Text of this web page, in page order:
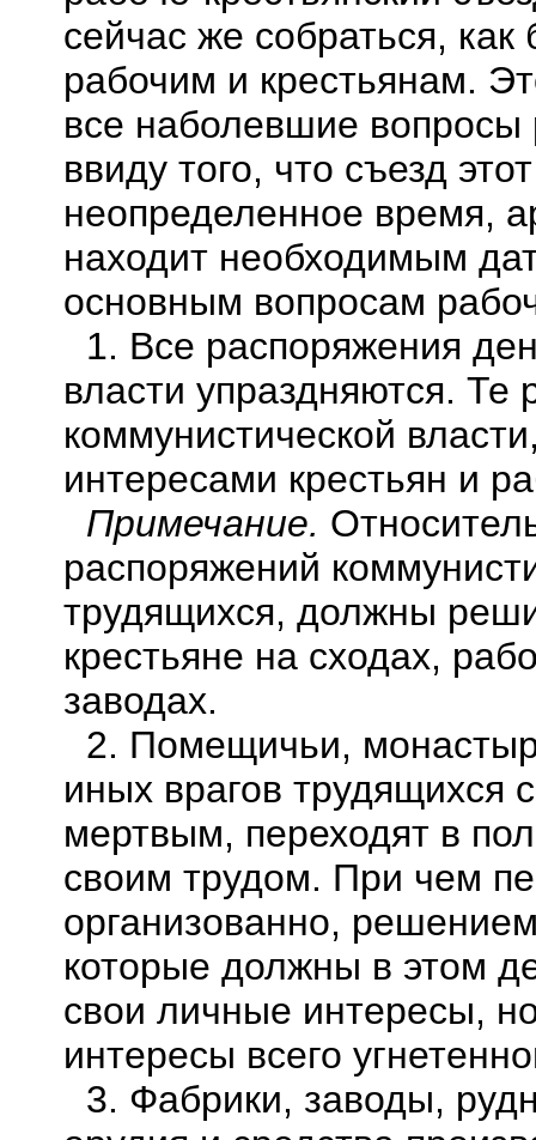
сейчас же собраться, как
рабочим и крестьянам.
все наболевшие вопросы
ввиду того, что съезд
неопределенное время,
находит необходимым
основным вопросам
1. Все распоряжения
власти упраздняются. Те
коммунистической
интересами крестьян и
Примечание.
распоряжений
трудящихся, должны
крестьяне на сходах,
заводах.
2. Помещичьи,
иных врагов трудящихся
мертвым, переходят в
своим трудом. При чем
организованно,
которые должны в этом
свои личные интересы,
интересы всего
3. Фабрики, заводы,